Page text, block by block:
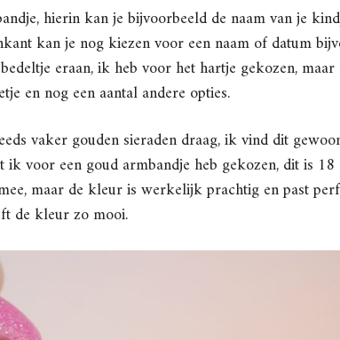
hierin kan je bijvoorbeeld de naam van je
kan je nog kiezen voor een naam of datum
eraan, ik heb voor het hartje gekozen,
en nog een aantal andere opties.
vaker gouden sieraden draag, ik vind dit
ik voor een goud armbandje heb gekozen, dit is
maar de kleur is werkelijk prachtig en past
de kleur zo mooi.